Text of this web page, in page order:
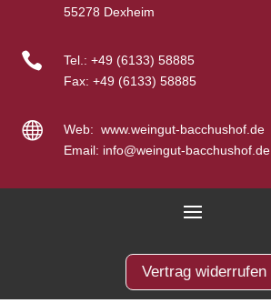
55278 Dexheim
 Tel.: +49 (6133) 58885
Fax: +49 (6133) 58885
 Web: www.weingut-bacchushof.de
Email: info@weingut-bacchushof.de
Vertrag widerrufen